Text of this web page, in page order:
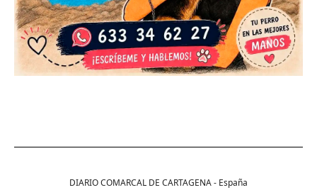
DIARIO COMARCAL DE CARTAGENA - España